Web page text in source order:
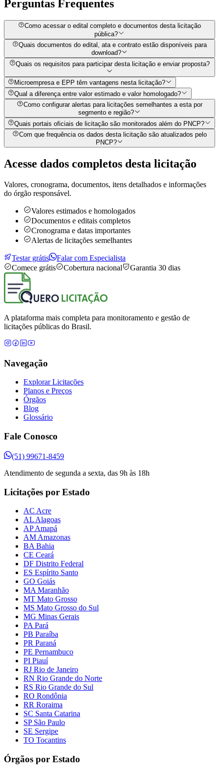
Perguntas Frequentes
Como acessar o edital completo e documentos desta licitação
pública?
Quais documentos do edital, ata e contrato estão disponíveis para
download?
Quais os requisitos para participar desta licitação e enviar proposta?
Microempresa e EPP têm vantagens nesta licitação?
Qual a diferença entre valor estimado e valor homologado?
Como configurar alertas para licitações semelhantes a esta por
segmento e região?
Quais portais oficiais de licitação são monitorados além do PNCP?
Com que frequência os dados desta licitação são atualizados pelo
PNCP?
Acesse dados completos desta licitação
Valores, cronograma, documentos, itens detalhados e informações
do órgão responsável.
Valores estimados e homologados
Documentos e editais completos
Cronograma e datas importantes
Alertas de licitações semelhantes
Testar grátis
Falar com Especialista
Comece grátis
Cobertura nacional Garantia 30 dias
A plataforma mais completa para monitoramento e gestão de
licitações públicas do Brasil.
Navegação
Explorar Licitações
Planos e Preços
Órgãos
Blog
Glossário
Fale Conosco
(51) 99671-8459
Atendimento de segunda a sexta, das 9h às 18h
Licitações por Estado
AC Acre
AL Alagoas
AP Amapá
AM Amazonas
BA Bahia
CE Ceará
DF Distrito Federal
ES Espírito Santo
GO Goiás
MA Maranhão
MT Mato Grosso
MS Mato Grosso do Sul
MG Minas Gerais
PA Pará
PB Paraíba
PR Paraná
PE Pernambuco
PI Piauí
RJ Rio de Janeiro
RN Rio Grande do Norte
RS Rio Grande do Sul
RO Rondônia
RR Roraima
SC Santa Catarina
SP São Paulo
SE Sergipe
TO Tocantins
Órgãos por Estado